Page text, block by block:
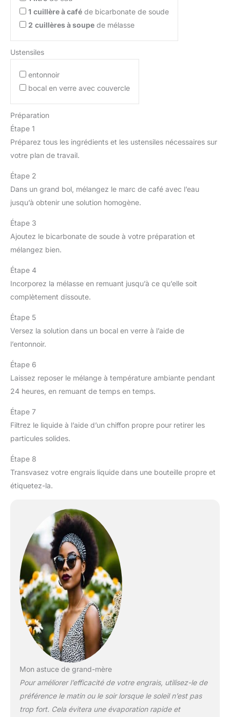
Les bocaux à provisions avec
couvercle sont empilables
optimisant votre espace de
12 bocaux en verre avec
couvercle : 4 pièces de 800
étiquettes gratuites.
vos besoins de rangement
dans la cuisine et la garder
propre et bien rangée.
est emballé de manière
1 cuillère à café de bicarbonate de soude
2 cuillères à soupe de mélasse
Ustensiles
entonnoir
bocal en verre avec couvercle
Préparation
Étape 1
Préparez tous les ingrédients et les ustensiles nécessaires sur
votre plan de travail.
Étape 2
Dans un grand bol, mélangez le marc de café avec l’eau
jusqu’à obtenir une solution homogène.
Étape 3
Ajoutez le bicarbonate de soude à votre préparation et
mélangez bien.
Étape 4
Incorporez la mélasse en remuant jusqu’à ce qu’elle soit
complètement dissoute.
Étape 5
Versez la solution dans un bocal en verre à l’aide de
l’entonnoir.
Étape 6
Laissez reposer le mélange à température ambiante pendant
24 heures, en remuant de temps en temps.
Étape 7
Filtrez le liquide à l’aide d’un chiffon propre pour retirer les
particules solides.
Étape 8
Transvasez votre engrais liquide dans une bouteille propre et
étiquetez-la.
Mon astuce de grand-mère
Pour améliorer l’efficacité de votre engrais, utilisez-le de
préférence le matin ou le soir lorsque le soleil n’est pas
trop fort. Cela évitera une évaporation rapide et